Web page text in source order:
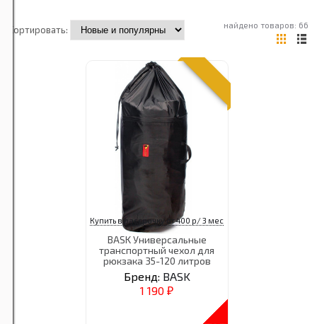
Сортировать: найдено товаров: 66
Купить в рассрочку от 400 р/ 3 мес
BASK Универсальные
транспортный чехол для
рюкзака 35-120 литров
Бренд: BASK
1 190 ₽